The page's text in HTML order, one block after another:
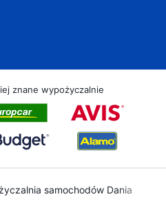
znane wypożyczalnie
samochodów Dania